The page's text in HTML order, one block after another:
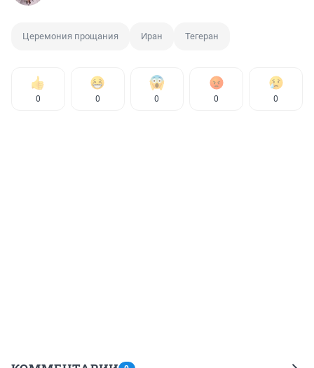
Церемония прощания Иран Тегеран
0 0 0 0 0